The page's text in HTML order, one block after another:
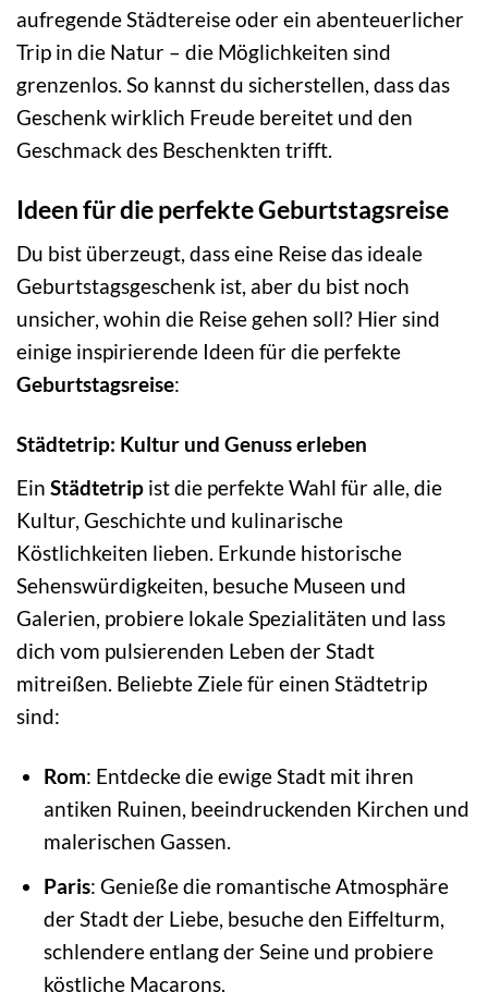
aufregende Städtereise oder ein abenteuerlicher
Trip in die Natur – die Möglichkeiten sind
grenzenlos. So kannst du sicherstellen, dass das
Geschenk wirklich Freude bereitet und den
Geschmack des Beschenkten trifft.
Ideen für die perfekte Geburtstagsreise
Du bist überzeugt, dass eine Reise das ideale
Geburtstagsgeschenk ist, aber du bist noch
unsicher, wohin die Reise gehen soll? Hier sind
einige inspirierende Ideen für die perfekte
Geburtstagsreise:
Städtetrip: Kultur und Genuss erleben
Ein Städtetrip ist die perfekte Wahl für alle, die
Kultur, Geschichte und kulinarische
Köstlichkeiten lieben. Erkunde historische
Sehenswürdigkeiten, besuche Museen und
Galerien, probiere lokale Spezialitäten und lass
dich vom pulsierenden Leben der Stadt
mitreißen. Beliebte Ziele für einen Städtetrip
sind:
Rom: Entdecke die ewige Stadt mit ihren
antiken Ruinen, beeindruckenden Kirchen und
malerischen Gassen.
Paris: Genieße die romantische Atmosphäre
der Stadt der Liebe, besuche den Eiffelturm,
schlendere entlang der Seine und probiere
köstliche Macarons.